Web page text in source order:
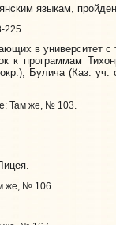
языкам,
в университет с
к программам
Булича (Каз. уч.
Там же, № 103.
же, № 106.